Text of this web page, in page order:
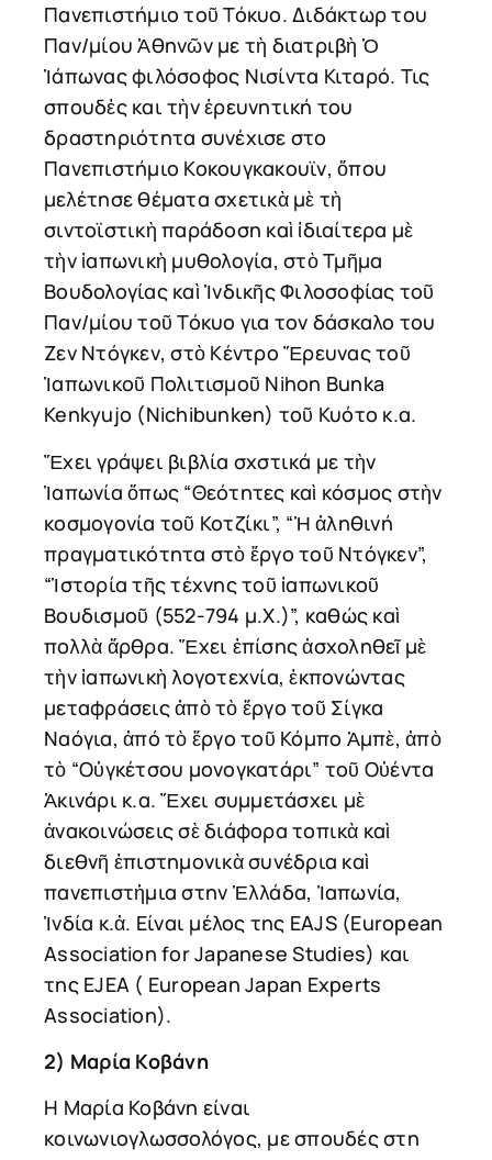
Πανεπιστήμιο τοῦ Τόκυο. Διδάκτωρ του
Παν/μίου Ἀθηνῶν με τὴ διατριβὴ Ὁ
Ἰάπωνας φιλόσοφος Νισίντα Κιταρό. Τις
σπουδἐς και τὴν ἐρευνητική του
δραστηριότητα συνέχισε στο
Πανεπιστήμιο Κοκουγκακουϊν, ὅπου
μελέτησε θέματα σχετικὰ μὲ τὴ
σιντοϊστικὴ παράδοση καὶ ἰδιαίτερα μὲ
τὴν ἰαπωνικὴ μυθολογία, στὸ Τμῆμα
Βουδολογίας καὶ Ἰνδικῆς Φιλοσοφίας τοῦ
Παν/μίου τοῦ Τόκυο για τον δάσκαλο του
Ζεν Ντόγκεν, στὸ Κέντρο Ἔρευνας τοῦ
Ἰαπωνικοῦ Πολιτισμοῦ Nihon Bunka
Kenkyujo (Nichibunken) τοῦ Κυότο κ.α.
Ἔχει γράψει βιβλία σχστικά με τὴν
Ἰαπωνία ὅπως “Θεότητες καὶ κόσμος στὴν
κοσμογονία τοῦ Κοτζίκι”, “Ἡ ἀληθινή
πραγματικότητα στὸ ἔργο τοῦ Ντόγκεν”,
“Ἱστορία τῆς τέχνης τοῦ ἰαπωνικοῦ
Βουδισμοῦ (552-794 μ.Χ.)”, καθώς καὶ
πολλὰ ἄρθρα. Ἔχει ἐπίσης ἀσχοληθεῖ μὲ
τὴν ἰαπωνικὴ λογοτεχνία, ἐκπονώντας
μεταφράσεις ἀπὸ τὸ ἔργο τοῦ Σίγκα
Ναόγια, ἀπό τὸ ἔργο τοῦ Κόμπο Ἀμπὲ, ἀπὸ
τὸ “Οὐγκέτσου μονογκατάρι” τοῦ Οὐέντα
Ἀκινάρι κ.α. Ἔχει συμμετάσχει μὲ
ἀνακοινώσεις σὲ διάφορα τοπικὰ καὶ
διεθνῆ ἐπιστημονικὰ συνέδρια καὶ
πανεπιστἠμια στην Ἑλλάδα, Ἰαπωνία,
Ἰνδία κ.ἀ. Είναι μέλος της EAJS (European
Association for Japanese Studies) και
της EJEA ( European Japan Experts
Association).
2) Μαρία Κοβάνη
Η Μαρία Κοβάνη είναι
κοινωνιογλωσσολόγος, με σπουδές στη